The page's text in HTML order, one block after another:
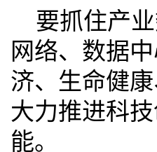
要抓住产
网络、数据
济、生命健
大力推进科
能。